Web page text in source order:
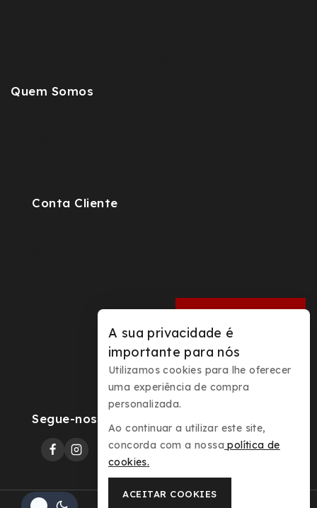
Quem Somos
Conta Cliente
Segue-nos
A sua privacidade é
importante para nós
Utilizamos cookies para lhe oferecer
uma experiência de compra
personalizada.
Ao continuar a utilizar este site,
concorda com a nossa política de
cookies.
ACEITAR COOKIES